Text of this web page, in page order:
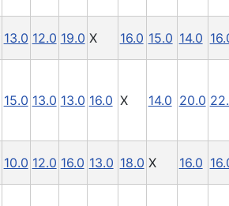
13.0 12.0 19.0 X 16.0 15.0 14.0
15.0 13.0 13.0 16.0 X 14.0 20.0
10.0 12.0 16.0 13.0 18.0 X 16.0